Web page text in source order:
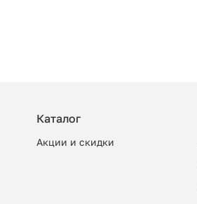
Каталог
Акции и скидки